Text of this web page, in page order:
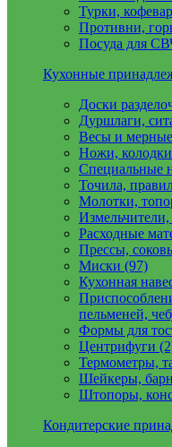
Турки,
Противни,
Посуда для
Кухонные
Доски
Дуршлаги,
Весы и
Ножи,
Специальные
Точила,
Молотки,
Расходные
Прессы,
Миски (97)
Кухонная
пельменей,
Формы для
Центрифуги
Термометры,
Шейкеры,
Штопоры,
Кондитерские